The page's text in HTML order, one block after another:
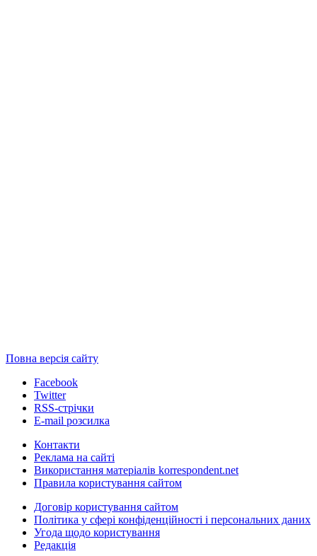
Повна версія сайту
Facebook
Twitter
RSS-стрічки
E-mail розсилка
Контакти
Реклама на сайті
Використання матеріалів korrespondent.net
Правила користування сайтом
Договір користування сайтом
Політика у сфері конфіденційності і персональних даних
Угода щодо користування
Редакція